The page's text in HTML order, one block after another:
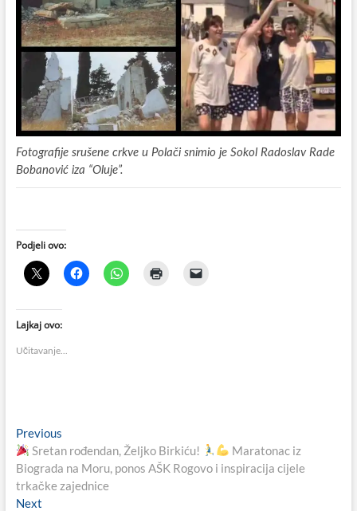
Fotografije srušene crkve u Polači snimio je Sokol Radoslav Rade
Bobanović iza “Oluje”.
Podjeli ovo:
Lajkaj ovo:
Učitavanje...
Navigacija
objava
PreviousPrevious
post:
Sretan rođendan, Željko Birkiću!
Maratonac iz
Biograda na Moru, ponos AŠK Rogovo i inspiracija cijele
trkačke zajednice
NextNext